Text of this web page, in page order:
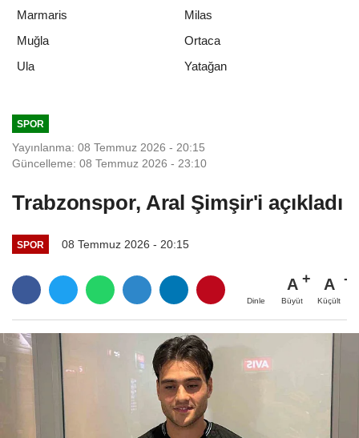
Marmaris
Milas
Muğla
Ortaca
Ula
Yatağan
SPOR
Yayınlanma: 08 Temmuz 2026 - 20:15
Güncelleme: 08 Temmuz 2026 - 23:10
Trabzonspor, Aral Şimşir'i açıkladı
SPOR 08 Temmuz 2026 - 20:15
Dinle
A
Büyüt
A
Küçült